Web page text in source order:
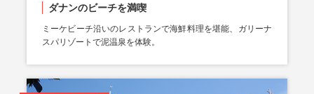
ダナンのビーチを満喫
ミーケビーチ沿いのレストランで海鮮料理を堪能、ガリーナ
スパリゾートで泥温泉を体験。